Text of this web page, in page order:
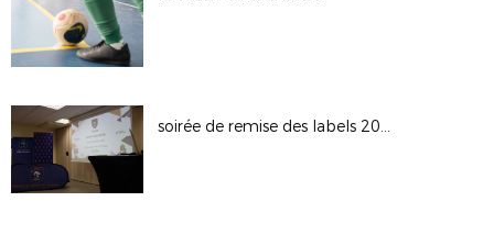
soirée de remise des labels 2025